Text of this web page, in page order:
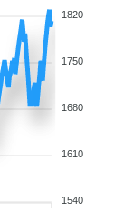
1820
1750
1680
1610
1540